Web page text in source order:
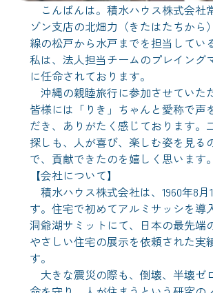
こんばんは。積水ハウス株式会社
ゾン支店の北畑力（きたはたちから
線の松戸から水戸までを担当してい
私は、法人担当チームのプレイング
に任命されております。
沖縄の親睦旅行に参加させていた
皆様には「りき」ちゃんと愛称で声
だき、ありがたく感じております。
探しも、人が喜び、楽しむ姿を見る
で、貢献できたのを嬉しく思います。
【会社について】
積水ハウス株式会社は、1960年8月
す。住宅で初めてアルミサッシを導
洞爺湖サミットにて、日本の最先端
やさしい住宅の展示を依頼された実
す。
大きな震災の際も、倒壊、半壊ゼ